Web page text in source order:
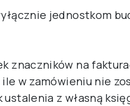
jednostkom
znaczników na
w zamówieniu nie
z własną